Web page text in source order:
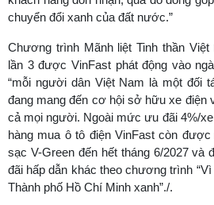
chuyển đổi xanh của đất nước.”
Chương trình Mãnh liệt Tinh thần
lần 3 được VinFast phát động vào
“mỗi người dân Việt Nam là một đối
đang mang đến cơ hội sở hữu xe điện
cả mọi người. Ngoài mức ưu đãi 4%/
hàng mua ô tô điện VinFast còn
sạc V-Green đến hết tháng 6/2027
đãi hấp dẫn khác theo chương trình “Vì
Thành phố Hồ Chí Minh xanh”./.